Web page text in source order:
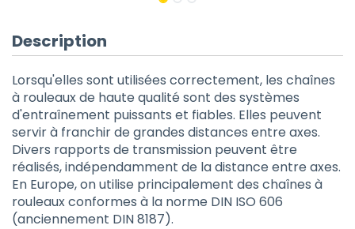
Description
Lorsqu'elles sont utilisées correctement, les chaînes
à rouleaux de haute qualité sont des systèmes
d'entraînement puissants et fiables. Elles peuvent
servir à franchir de grandes distances entre axes.
Divers rapports de transmission peuvent être
réalisés, indépendamment de la distance entre axes.
En Europe, on utilise principalement des chaînes à
rouleaux conformes à la norme DIN ISO 606
(anciennement DIN 8187).